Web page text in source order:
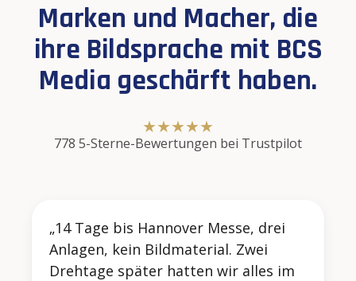
Marken und Macher, die
ihre Bildsprache mit BCS
Media geschärft haben.
★★★★★
778 5-Sterne-Bewertungen bei Trustpilot
„14 Tage bis Hannover Messe, drei
Anlagen, kein Bildmaterial. Zwei
Drehtage später hatten wir alles im